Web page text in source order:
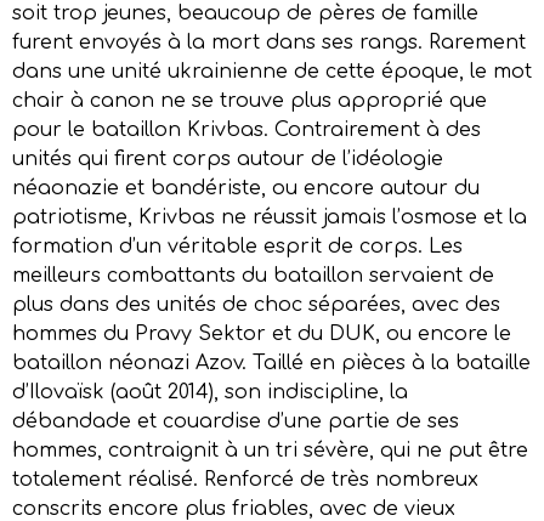
soit trop jeunes, beaucoup de pères de famille
furent envoyés à la mort dans ses rangs. Rarement
dans une unité ukrainienne de cette époque, le mot
chair à canon ne se trouve plus approprié que
pour le bataillon Krivbas. Contrairement à des
unités qui firent corps autour de l’idéologie
néaonazie et bandériste, ou encore autour du
patriotisme, Krivbas ne réussit jamais l’osmose et la
formation d’un véritable esprit de corps. Les
meilleurs combattants du bataillon servaient de
plus dans des unités de choc séparées, avec des
hommes du Pravy Sektor et du DUK, ou encore le
bataillon néonazi Azov. Taillé en pièces à la bataille
d’Ilovaïsk (août 2014), son indiscipline, la
débandade et couardise d’une partie de ses
hommes, contraignit à un tri sévère, qui ne put être
totalement réalisé. Renforcé de très nombreux
conscrits encore plus friables, avec de vieux